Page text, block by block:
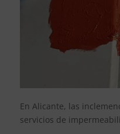
En Alicante, las
servicios de